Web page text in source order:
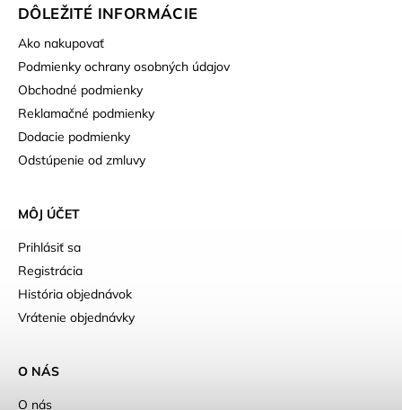
DÔLEŽITÉ INFORMÁCIE
Ako nakupovať
Podmienky ochrany osobných údajov
Obchodné podmienky
Reklamačné podmienky
Dodacie podmienky
Odstúpenie od zmluvy
MÔJ ÚČET
Prihlásiť sa
Registrácia
História objednávok
Vrátenie objednávky
O NÁS
O nás